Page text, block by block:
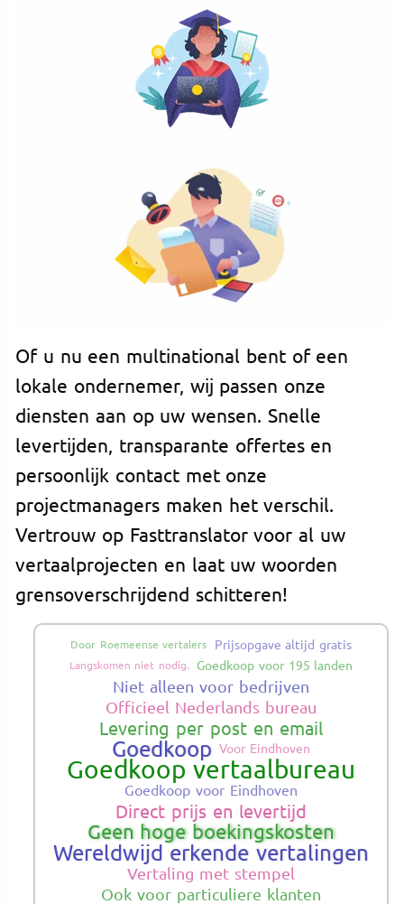
Of u nu een multinational bent of een
lokale ondernemer, wij passen onze
diensten aan op uw wensen. Snelle
levertijden, transparante offertes en
persoonlijk contact met onze
projectmanagers maken het verschil.
Vertrouw op Fasttranslator voor al uw
vertaalprojecten en laat uw woorden
grensoverschrijdend schitteren!
Door Roemeense vertalers Prijsopgave altijd gratis
Langskomen niet nodig. Goedkoop voor 195 landen
Niet alleen voor bedrijven
Officieel Nederlands bureau
Levering per post en email
Goedkoop Voor Eindhoven
Goedkoop vertaalbureau
Goedkoop voor Eindhoven
Direct prijs en levertijd
Geen hoge boekingskosten
Wereldwijd erkende vertalingen
Vertaling met stempel
Ook voor particuliere klanten